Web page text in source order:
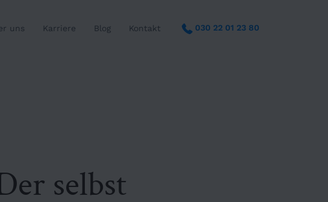
uns Karriere Blog Kontakt 030 22 01 23 80
selbst